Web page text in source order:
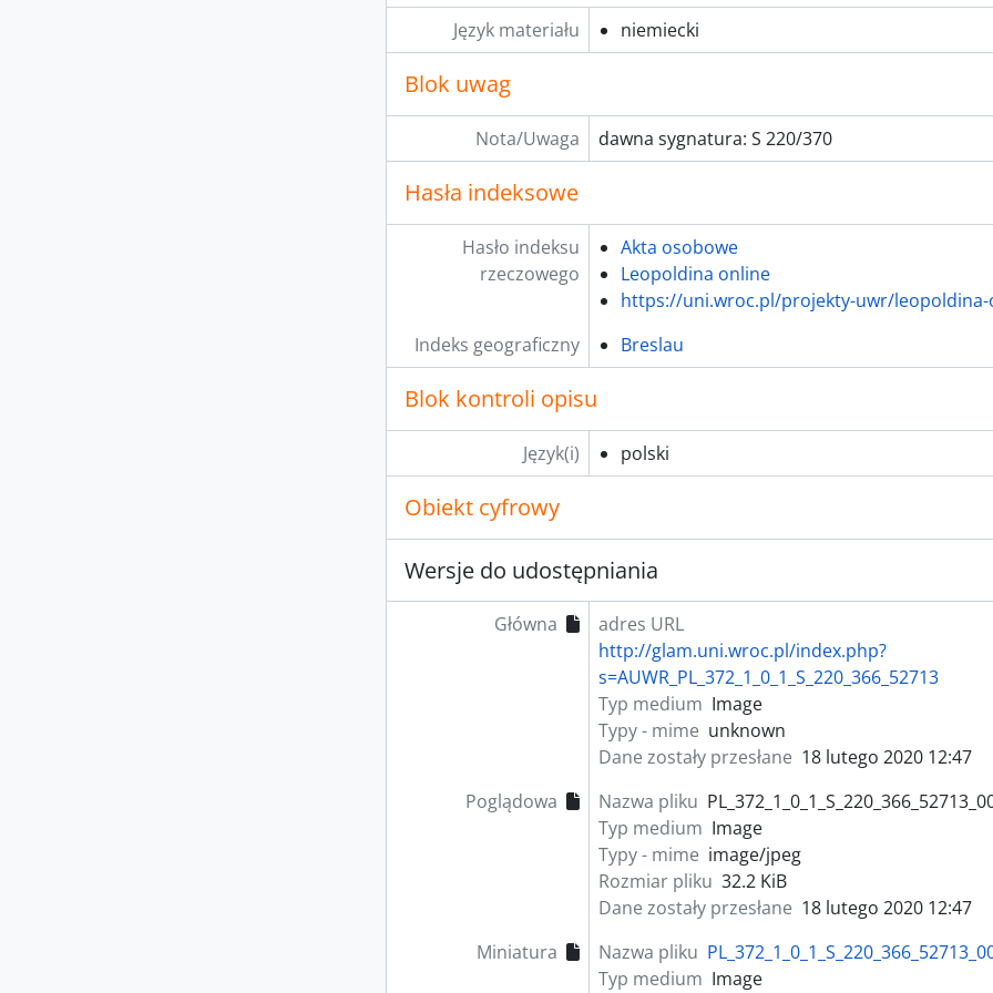
Język materiału niemiecki
Blok uwag
Nota/Uwaga dawna sygnatura: S 220/370
Hasła indeksowe
Hasło indeksu
rzeczowego
Akta osobowe
Leopoldina online
https://uni.wroc.pl/projekty-uwr/
Indeks geograficzny
Breslau
Blok kontroli opisu
Język(i) polski
Obiekt cyfrowy
Wersje do udostępniania
Główna
adres URL
http://glam.uni.wroc.pl/index.php?
s=AUWR_PL_372_1_0_1_S_220_366_52713
Typ medium Image
Typy - mime unknown
Dane zostały przesłane 18 lutego 2020 12:47
Poglądowa
Nazwa pliku
Typ medium Image
Typy - mime image/jpeg
Rozmiar pliku 32.2 KiB
Dane zostały przesłane 18 lutego 2020 12:47
Miniatura
Nazwa pliku
Typ medium Image